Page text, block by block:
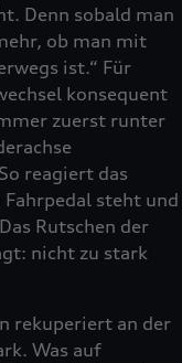
Denn sobald man
ob man mit
ist.“ Für
konsequent
zuerst runter
reagiert das
Fahrpedal steht und
Rutschen der
nicht zu stark
rekuperiert an der
Was auf